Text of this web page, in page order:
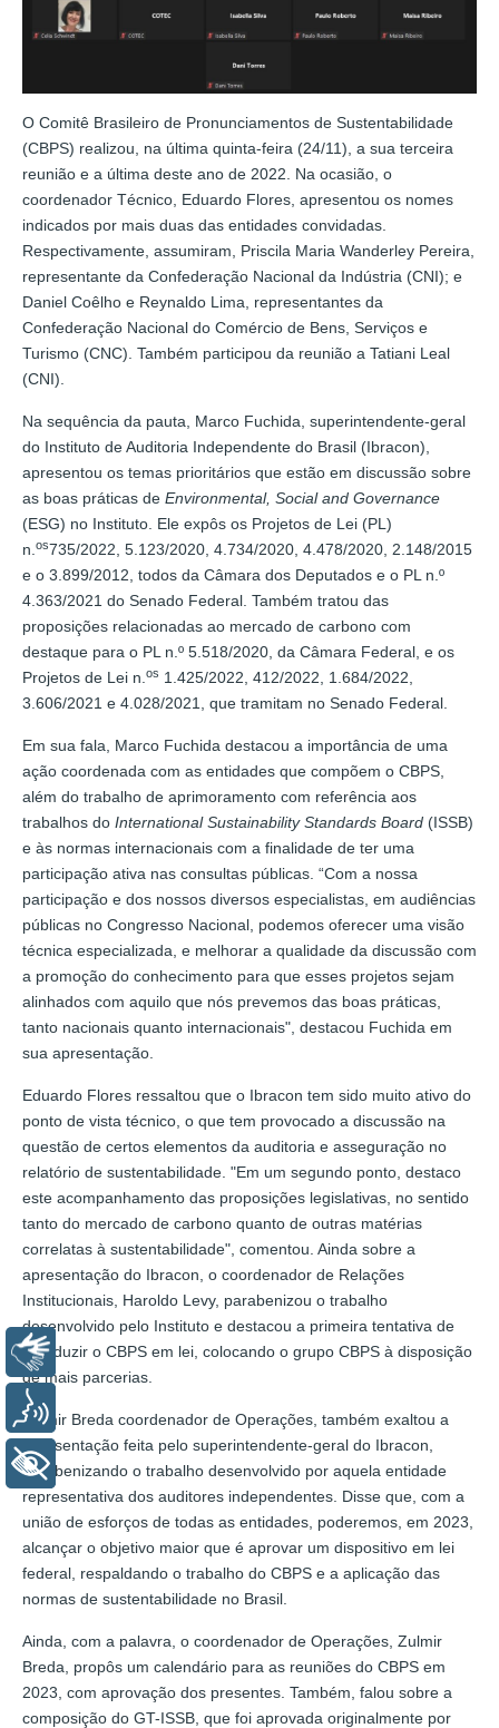
O Comitê Brasileiro de Pronunciamentos de Sustentabilidade
(CBPS) realizou, na última quinta-feira (24/11), a sua terceira
reunião e a última deste ano de 2022. Na ocasião, o
coordenador Técnico, Eduardo Flores, apresentou os nomes
indicados por mais duas das entidades convidadas.
Respectivamente, assumiram, Priscila Maria Wanderley Pereira,
representante da Confederação Nacional da Indústria (CNI); e
Daniel Coêlho e Reynaldo Lima, representantes da
Confederação Nacional do Comércio de Bens, Serviços e
Turismo (CNC). Também participou da reunião a Tatiani Leal
(CNI).
Na sequência da pauta, Marco Fuchida, superintendente-geral
do Instituto de Auditoria Independente do Brasil (Ibracon),
apresentou os temas prioritários que estão em discussão sobre
as boas práticas de Environmental, Social and Governance
(ESG) no Instituto. Ele expôs os Projetos de Lei (PL)
n. os735/2022, 5.123/2020, 4.734/2020, 4.478/2020, 2.148/2015
e o 3.899/2012, todos da Câmara dos Deputados e o PL n.º
4.363/2021 do Senado Federal. Também tratou das
proposições relacionadas ao mercado de carbono com
destaque para o PL n.º 5.518/2020, da Câmara Federal, e os
Projetos de Lei n. os 1.425/2022, 412/2022, 1.684/2022,
3.606/2021 e 4.028/2021, que tramitam no Senado Federal.
Em sua fala, Marco Fuchida destacou a importância de uma
ação coordenada com as entidades que compõem o CBPS,
além do trabalho de aprimoramento com referência aos
trabalhos do International Sustainability Standards Board (ISSB)
e às normas internacionais com a finalidade de ter uma
participação ativa nas consultas públicas. “Com a nossa
participação e dos nossos diversos especialistas, em audiências
públicas no Congresso Nacional, podemos oferecer uma visão
técnica especializada, e melhorar a qualidade da discussão com
a promoção do conhecimento para que esses projetos sejam
alinhados com aquilo que nós prevemos das boas práticas,
tanto nacionais quanto internacionais", destacou Fuchida em
sua apresentação.
Eduardo Flores ressaltou que o Ibracon tem sido muito ativo do
ponto de vista técnico, o que tem provocado a discussão na
questão de certos elementos da auditoria e asseguração no
relatório de sustentabilidade. "Em um segundo ponto, destaco
este acompanhamento das proposições legislativas, no sentido
tanto do mercado de carbono quanto de outras matérias
correlatas à sustentabilidade", comentou. Ainda sobre a
apresentação do Ibracon, o coordenador de Relações
Institucionais, Haroldo Levy, parabenizou o trabalho
desenvolvido pelo Instituto e destacou a primeira tentativa de
introduzir o CBPS em lei, colocando o grupo CBPS à disposição
de mais parcerias.
Zulmir Breda coordenador de Operações, também exaltou a
apresentação feita pelo superintendente-geral do Ibracon,
parabenizando o trabalho desenvolvido por aquela entidade
representativa dos auditores independentes. Disse que, com a
união de esforços de todas as entidades, poderemos, em 2023,
alcançar o objetivo maior que é aprovar um dispositivo em lei
federal, respaldando o trabalho do CBPS e a aplicação das
normas de sustentabilidade no Brasil.
Ainda, com a palavra, o coordenador de Operações, Zulmir
Breda, propôs um calendário para as reuniões do CBPS em
2023, com aprovação dos presentes. Também, falou sobre a
composição do GT-ISSB, que foi aprovada originalmente por
Libras
+ Acessibilidade